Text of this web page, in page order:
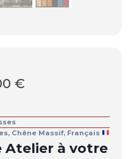
€
, Chêne Massif, Français
Atelier à votre